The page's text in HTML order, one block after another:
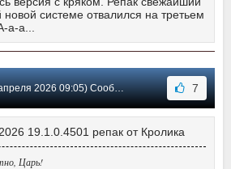
новой системе отвалился на третьем
а-а...
2026 09:05) Сообщение #1349 7
19.1.0.4501 репак от Кролика
Царь!